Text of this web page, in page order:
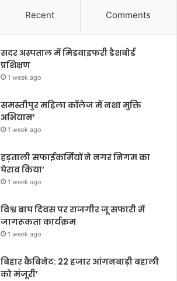
Recent Comments
सदर अस्पताल में मिडवाइफरी डैशबोर्ड
प्रशिक्षण
1 week ago
समस्तीपुर महिला कॉलेज में नशा मुक्ति
अभियान’
1 week ago
हड़ताली सफाईकर्मियों ने नगर निगम का
घेराव किया’
1 week ago
विश्व बाघ दिवस पर राजगीर जू सफारी में
जागरूकता कार्यक्रम
1 week ago
बिहार कैबिनेट: 22 हजार आंगनबाड़ी बहाली
को मंजूरी’